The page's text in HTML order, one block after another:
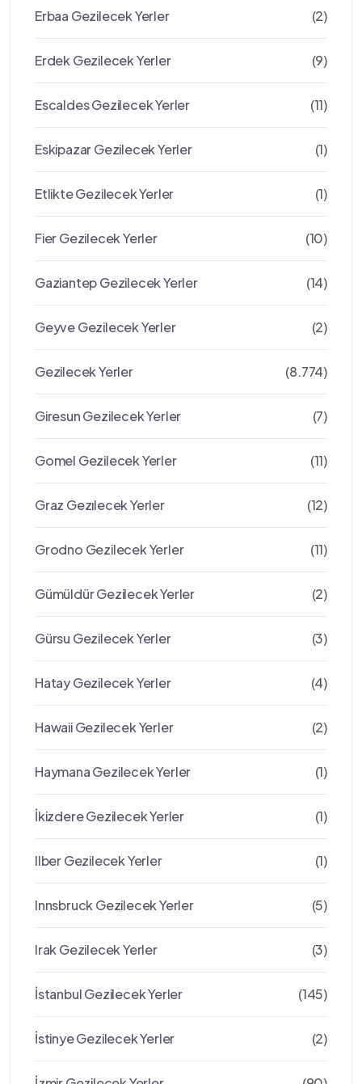
Erbaa Gezilecek Yerler (2)
Erdek Gezilecek Yerler (9)
Escaldes Gezilecek Yerler (11)
Eskipazar Gezilecek Yerler (1)
Etlikte Gezilecek Yerler (1)
Fier Gezilecek Yerler (10)
Gaziantep Gezilecek Yerler (14)
Geyve Gezilecek Yerler (2)
Gezilecek Yerler (8.774)
Giresun Gezilecek Yerler (7)
Gomel Gezilecek Yerler (11)
Graz Gezılecek Yerler (12)
Grodno Gezilecek Yerler (11)
Gümüldür Gezilecek Yerler (2)
Gürsu Gezilecek Yerler (3)
Hatay Gezilecek Yerler (4)
Hawaii Gezilecek Yerler (2)
Haymana Gezilecek Yerler (1)
İkizdere Gezilecek Yerler (1)
Ilber Gezilecek Yerler (1)
Innsbruck Gezilecek Yerler (5)
Irak Gezilecek Yerler (3)
İstanbul Gezilecek Yerler (145)
İstinye Gezilecek Yerler (2)